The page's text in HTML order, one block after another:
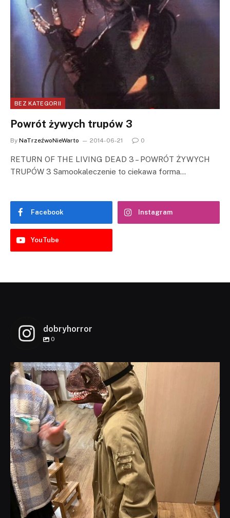
BEZ KATEGORII
Powrót żywych trupów 3
By NaTrzeźwoNieWarto 2014-06-21 0
RETURN OF THE LIVING DEAD 3 – POWRÓT ŻYWYCH
TRUPÓW 3 Samookaleczenie to ciekawa forma…
Facebook Instagram
YouTube
dobryhorror
0
dobryhorror
Lis 1